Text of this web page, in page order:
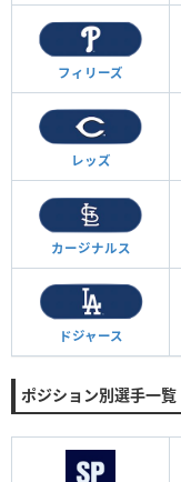
フィリーズ
レッズ
カージナルス
ドジャース
ポジション別選手一覧